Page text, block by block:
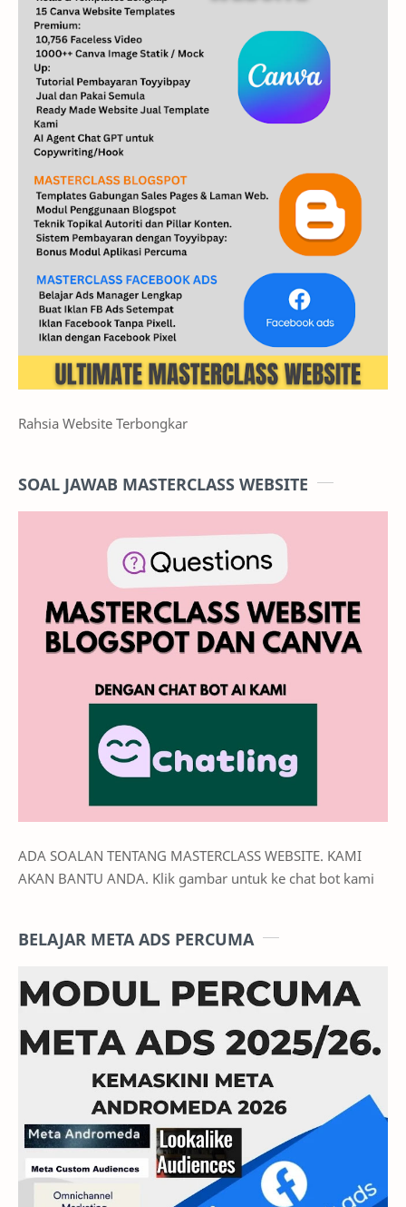
Rahsia Website Terbongkar
SOAL JAWAB MASTERCLASS WEBSITE
ADA SOALAN TENTANG MASTERCLASS WEBSITE. KAMI
AKAN BANTU ANDA. Klik gambar untuk ke chat bot kami
BELAJAR META ADS PERCUMA